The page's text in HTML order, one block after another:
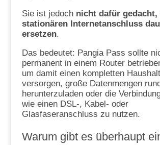
Sie ist jedoch nicht dafür gedacht,
stationären Internetanschluss
ersetzen.
Das bedeutet: Pangia Pass sollte
permanent in einem Router
um damit einen kompletten
versorgen, große Datenmengen
herunterzuladen oder die
wie einen DSL-, Kabel- oder
Glasfaseranschluss zu nutzen.
Warum gibt es überhaupt